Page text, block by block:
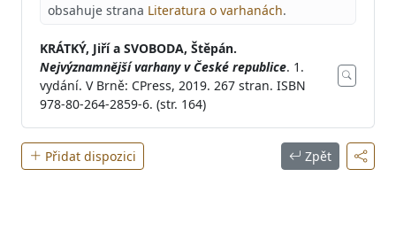
obsahuje strana Literatura o varhanách.
KRÁTKÝ, Jiří a SVOBODA, Štěpán.
Nejvýznamnější varhany v České republice. 1.
vydání. V Brně: CPress, 2019. 267 stran. ISBN
978-80-264-2859-6. (str. 164)
Přidat dispozici Zpět